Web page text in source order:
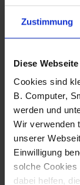
Zustimmung
Diese
Cookies sind
B. Computer,
werden und
Wir verwenden
unserer
Einwilligung
solche Cookies
dabei helfen,
Fotografo:
Sternbach
Download